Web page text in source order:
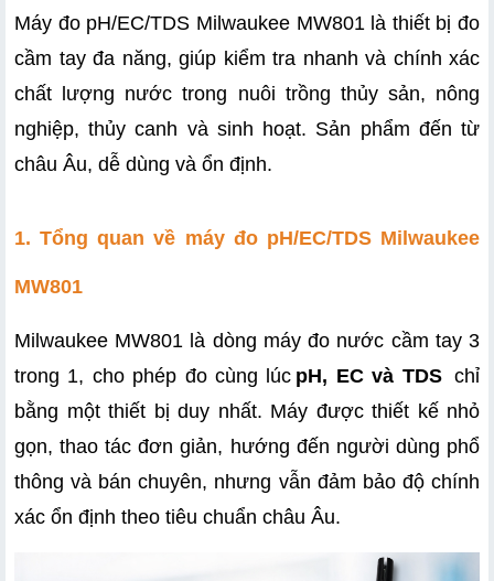
Máy đo pH/EC/TDS Milwaukee MW801 là thiết bị đo
cầm tay đa năng, giúp kiểm tra nhanh và chính xác
chất lượng nước trong nuôi trồng thủy sản, nông
nghiệp, thủy canh và sinh hoạt. Sản phẩm đến từ
châu Âu, dễ dùng và ổn định.
1. Tổng quan về máy đo pH/EC/TDS Milwaukee
MW801
Milwaukee MW801 là dòng máy đo nước cầm tay 3
trong 1, cho phép đo cùng lúc pH, EC và TDS chỉ
bằng một thiết bị duy nhất. Máy được thiết kế nhỏ
gọn, thao tác đơn giản, hướng đến người dùng phổ
thông và bán chuyên, nhưng vẫn đảm bảo độ chính
xác ổn định theo tiêu chuẩn châu Âu.